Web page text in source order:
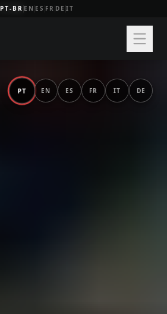
PT-BR EN ES FR DE IT
PT EN ES FR IT DE